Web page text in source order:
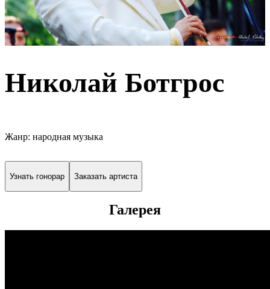
Николай Ботгрос
Жанр: народная музыка
Узнать гонорар Заказать артиста
Галерея